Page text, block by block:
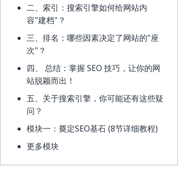
二、索引：搜索引擎如何给网站内
容"建档"？
三、排名：哪些因素决定了网站的"座
次"？
四、 总结：掌握 SEO 技巧，让你的网
站脱颖而出！
五、关于搜索引擎，你可能还有这些疑
问？
模块一：奠定SEO基石 (8节详细教程)
更多模块